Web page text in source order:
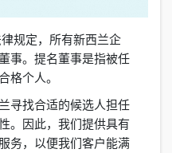
规定，所有新西兰企
事。提名董事是指被任
格个人。
寻找合适的候选人担任
。因此，我们提供具有
务，以便我们客户能满